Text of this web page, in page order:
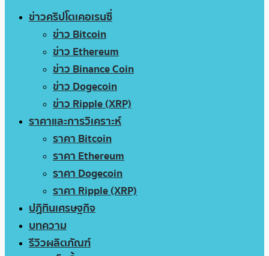
ข่าวคริปโตเคอเรนซี่
ข่าว Bitcoin
ข่าว Ethereum
ข่าว Binance Coin
ข่าว Dogecoin
ข่าว Ripple (XRP)
ราคาและการวิเคราะห์
ราคา Bitcoin
ราคา Ethereum
ราคา Dogecoin
ราคา Ripple (XRP)
ปฏิทินเศรษฐกิจ
บทความ
รีวิวผลิตภัณฑ์